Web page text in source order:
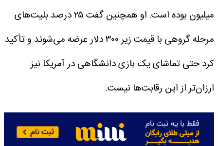
میلیون بوده است. او همچنین گفت ۲۵ درصد بلیت‌های
مرحله گروهی با قیمت زیر ۳۰۰ دلار عرضه می‌شوند و تأکید
کرد حتی تماشای یک بازی دانشگاهی در آمریکا نیز
ارزان‌تر از این رقابت‌ها نیست.